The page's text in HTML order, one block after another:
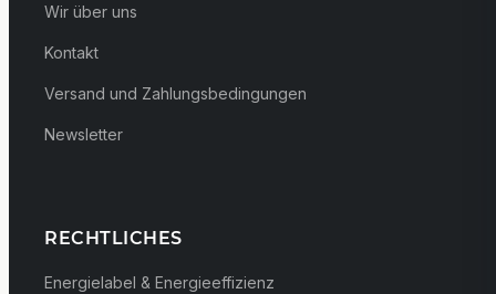
Wir über uns
Kontakt
Versand und Zahlungsbedingungen
Newsletter
RECHTLICHES
Energielabel & Energieeffizienz